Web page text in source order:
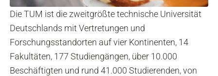
Die TUM ist die zweitgrößte technische Universität
Deutschlands mit Vertretungen und
Forschungsstandorten auf vier Kontinenten, 14
Fakultäten, 177 Studiengängen, über 10.000
Beschäftigten und rund 41.000 Studierenden, von